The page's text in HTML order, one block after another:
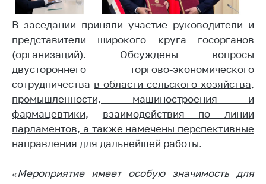
Контакты
Адрес и режим
работы
Приемная
Министра
Горячая линия
Пресс-служба
Вышестоящий
орган
В заседании приняли участие руководители и
представители широкого круга госорганов
(организаций). Обсуждены вопросы
двустороннего торгово-экономического
сотрудничества в области сельского хозяйства,
промышленности, машиностроения и
фармацевтики, взаимодействия по линии
парламентов, а также намечены перспективные
направления для дальнейшей работы.
«Мероприятие имеет особую значимость для